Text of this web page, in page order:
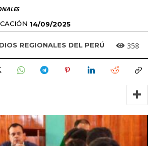
14/09/2025
REGIONALES DEL PERÚ 358